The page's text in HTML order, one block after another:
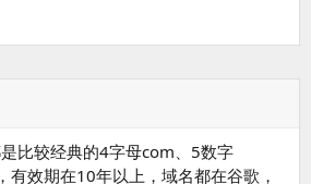
比较经典的4字母com、5数字
效期在10年以上，域名都在谷歌，